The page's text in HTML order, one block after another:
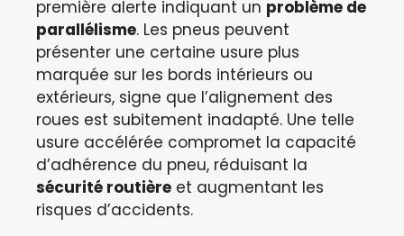
première alerte indiquant un problème de
parallélisme. Les pneus peuvent
présenter une certaine usure plus
marquée sur les bords intérieurs ou
extérieurs, signe que l’alignement des
roues est subitement inadapté. Une telle
usure accélérée compromet la capacité
d’adhérence du pneu, réduisant la
sécurité routière et augmentant les
risques d’accidents.